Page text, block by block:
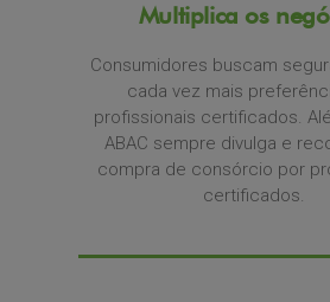
Multiplica os
Consumidores buscam
cada vez mais
profissionais certificados.
ABAC sempre divulga e
compra de consórcio por
certificados.